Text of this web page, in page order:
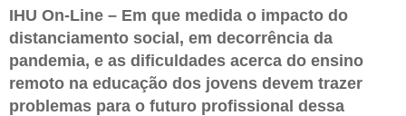
IHU On-Line – Em que medida o impacto do
distanciamento social, em decorrência da
pandemia, e as dificuldades acerca do ensino
remoto na educação dos jovens devem trazer
problemas para o futuro profissional dessa